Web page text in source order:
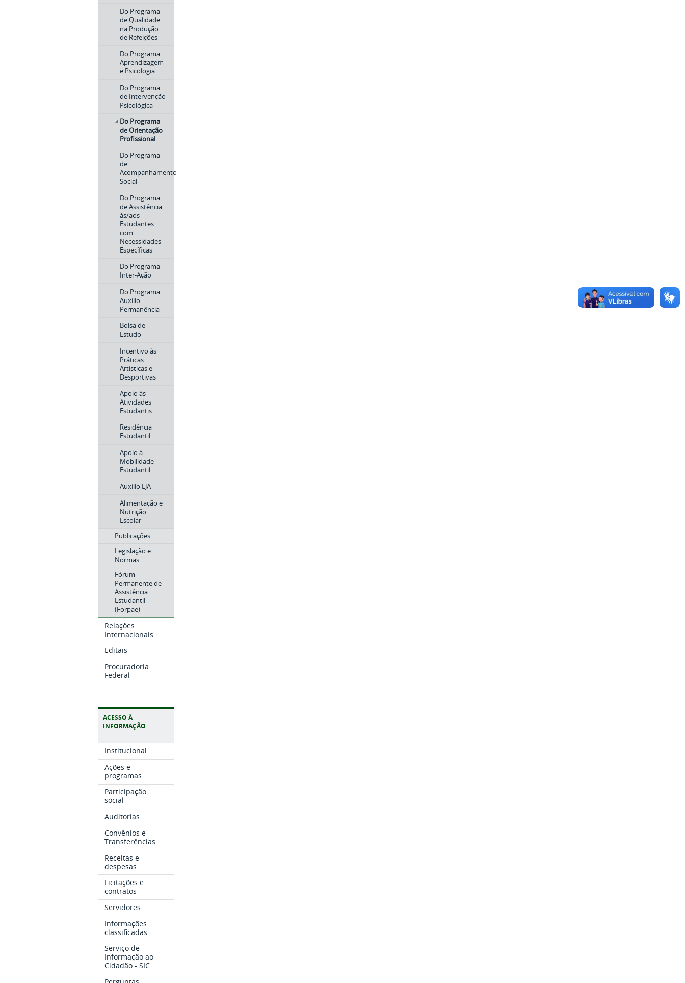
Do Programa
de Qualidade
na Produção
de Refeições
Do Programa
Aprendizagem
e Psicologia
Do Programa
de Intervenção
Psicológica
Do Programa
de Orientação
Profissional
Do Programa
de
Acompanhamento
Social
Do Programa
de Assistência
às/aos
Estudantes
com
Necessidades
Específicas
Do Programa
Inter-Ação
Do Programa
Auxílio
Permanência
Bolsa de
Estudo
Incentivo às
Práticas
Artísticas e
Desportivas
Apoio às
Atividades
Estudantis
Residência
Estudantil
Apoio à
Mobilidade
Estudantil
Auxílio EJA
Alimentação e
Nutrição
Escolar
Publicações
Legislação e
Normas
Fórum
Permanente de
Assistência
Estudantil
(Forpae)
Relações
Internacionais
Editais
Procuradoria
Federal
ACESSO À
INFORMAÇÃO
Institucional
Ações e
programas
Participação
social
Auditorias
Convênios e
Transferências
Receitas e
despesas
Licitações e
contratos
Servidores
Informações
classificadas
Serviço de
Informação ao
Cidadão - SIC